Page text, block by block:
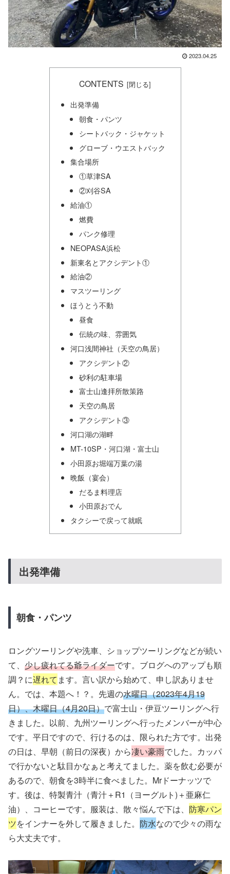
2023.04.25
CONTENTS
出発準備
朝食・パンツ
シートバック・ジャケット
グローブ・ウエストバック
集合場所
①草津SA
②刈谷SA
給油①
燃費
パンク修理
NEOPASA浜松
新東名とアクシデント①
給油②
マスツーリング
ほうとう不動
昼食
伝統の味、雰囲気
河口浅間神社（天空の鳥居）
アクシデント②
砂利の駐車場
富士山逢拝所散策路
天空の鳥居
アクシデント③
河口湖の湖畔
MT-10SP・河口湖・富士山
小田原お堀端万葉の湯
晩飯（宴会）
だるま料理店
小田原おでん
タクシーで戻って就眠
出発準備
朝食・パンツ
ロングツーリングや洗車、ショップツーリングなどが続い
て、 少し疲れてる爺ライダーです。ブログへのアップも順
調？に遅れて ます。言い訳から始めて、申し訳ありませ
ん。では、本題へ！？。先週の水曜日（2023年4月19
日）、木曜日（4月20日）で富士山・伊豆ツーリングへ行
きました。以前、九州ツーリングへ行ったメンバーが中心
です。平日ですので、行けるのは、限られた方です。出発
の日は、早朝（前日の深夜）から凄い豪雨でした。カッパ
で行かないと駄目かなぁと考えてました。薬を飲む必要が
あるので、朝食を3時半に食べました。Mrドーナッツで
す。後は、特製青汁（青汁＋R1（ヨーグルト)＋亜麻仁
油）、コーヒーです。服装は、散々悩んで下は、 防寒パン
ツをインナーを外して履きました。 防水なので少々の雨な
ら大丈夫です。